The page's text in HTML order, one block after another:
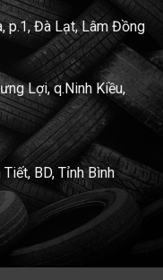
p.1, Đà Lạt, Lâm Đồng
Lợi, q.Ninh Kiều,
BD, Tỉnh Bình